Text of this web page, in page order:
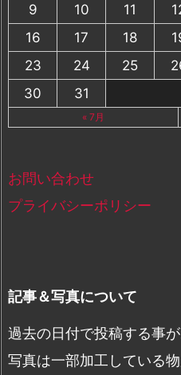
9
10 11
16
17 18
23
24 25
30
31
« 7月
お問い合わせ
プライバシーポリシー
記事＆写真について
過去の日付で投稿する事が
写真は一部加工している物